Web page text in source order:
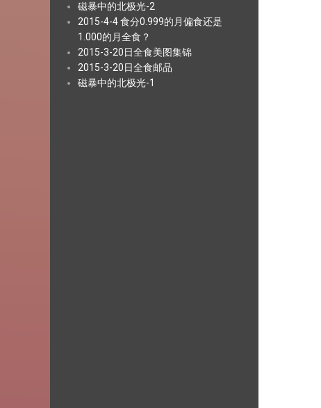
磁暴中的北极光-2
2015-4-4 食分0.999的月偏食还是
1.000的月全食？
2015-3-20日全食美图集锦
2015-3-20日全食邮品
磁暴中的北极光-1